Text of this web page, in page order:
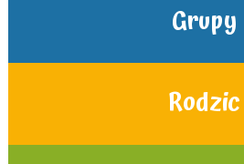
Grupy
Rodzic